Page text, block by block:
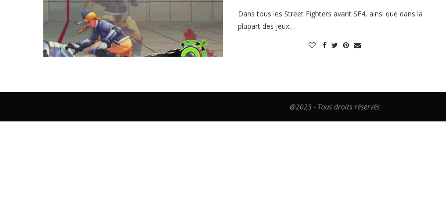
Dans tous les Street Fighters avant SF4, ainsi que dans la
plupart des jeux,…
@2023 - Tous droits réservés